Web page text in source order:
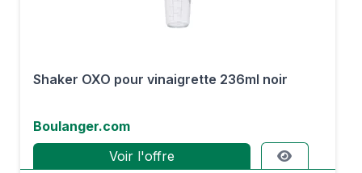
Shaker OXO pour vinaigrette 236ml noir
Boulanger.com
Voir l'offre